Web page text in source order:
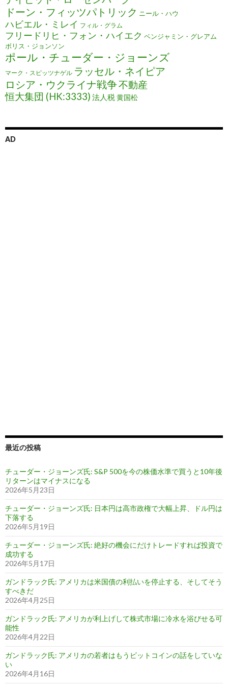
ドーン・フィッツパトリック ニール・ハウ
ハビエル・ミレイ フィル・グラム
フリードリヒ・フォン・ハイエク ベンジャミン・グレアム
ボリス・ジョンソン
ポール・チューダー・ジョーンズ
マーク・スピッツナゲル ラッセル・ネイピア
ロシア・ウクライナ戦争不動産
恒大集団 (HK:3333) 法人税黄国松
AD
最近の投稿
チューダー・ジョーンズ氏: S&P 500を今の株価水準で買うと10年後
リターンはマイナスになる
2026年5月23日
チューダー・ジョーンズ氏: 日本円は高市政権で大幅上昇、ドル円は
下落する
2026年5月19日
チューダー・ジョーンズ氏: 絶好の機会にだけトレードすれば投資で
成功する
2026年5月17日
ガンドラック氏: アメリカは米国債の利払いを停止する、そしてそう
すべきだ
2026年4月25日
ガンドラック氏: アメリカが利上げして株式市場に冷水を浴びせる可
能性
2026年4月22日
ガンドラック氏: アメリカの若者はもうビットコインの話をしていな
い
2026年4月16日